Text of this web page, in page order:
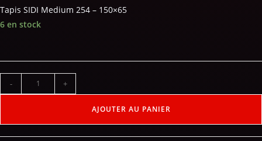
Tapis SIDI Medium 254 – 150×65
6 en stock
- +
AJOUTER AU PANIER